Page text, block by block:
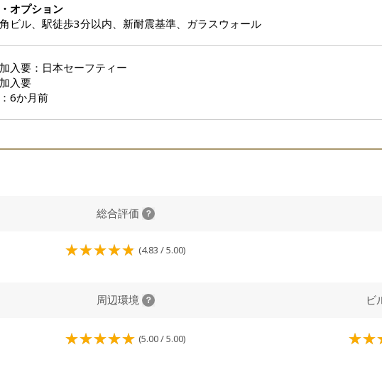
オプション
ビル、駅徒歩3分以内、新耐震基準、ガラスウォール
入要：日本セーフティー
入要
6か月前
総合評価
(4.83 / 5.00)
周辺環境 ビ
(5.00 / 5.00)